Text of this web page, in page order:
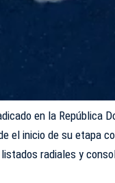
en la República
el inicio de su etapa
radiales y